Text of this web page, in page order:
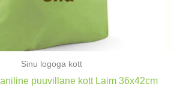
Sinu logoga kott
puuvillane kott Laim 36x42cm